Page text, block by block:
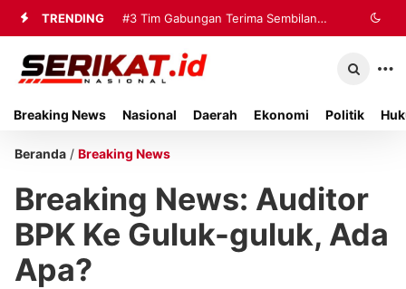
TRENDING #3 Tim Gabungan Terima Sembilan
Korban Evakuasi KM Mutiara Sentosa
Breaking News Nasional Daerah Ekonomi Politik
Beranda / Breaking News
Breaking News: Auditor
BPK Ke Guluk-guluk, Ada
Apa?